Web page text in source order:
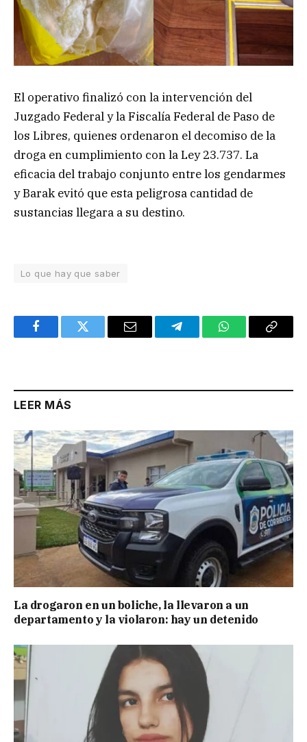
El operativo finalizó con la intervención del
Juzgado Federal y la Fiscalía Federal de Paso de
los Libres, quienes ordenaron el decomiso de la
droga en cumplimiento con la Ley 23.737. La
eficacia del trabajo conjunto entre los gendarmes
y Barak evitó que esta peligrosa cantidad de
sustancias llegara a su destino.
Lo que hay que saber
FacebookTwitter Email TelegramWhatsAppCopy
LEER MÁS
La drogaron en un boliche, la llevaron a un
departamento y la violaron: hay un detenido